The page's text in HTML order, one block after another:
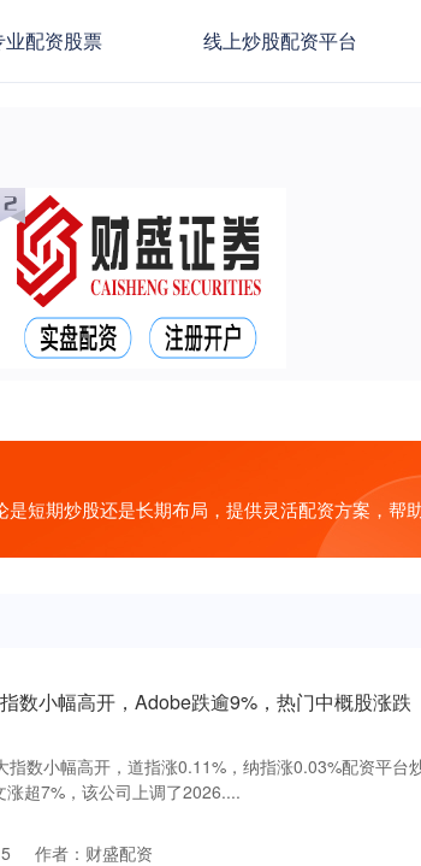
业配资股票 线上炒股配资平台
短期炒股还是长期布局，提供灵活配资方案，帮
数小幅高开，Adobe跌逾9%，热门中概股涨跌
数小幅高开，道指涨0.11%，纳指涨0.03%配资平台
超7%，该公司上调了2026....
作者：财盛配资